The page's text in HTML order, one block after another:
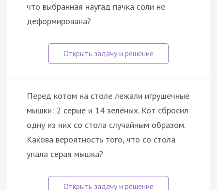
что выбранная наугад пачка соли не
деформирована?
Перед котом на столе лежали игрушечные
мышки: 2 серые и 14 зелёных. Кот сбросил
одну из них со стола случайным образом.
Какова вероятность того, что со стола
упала серая мышка?